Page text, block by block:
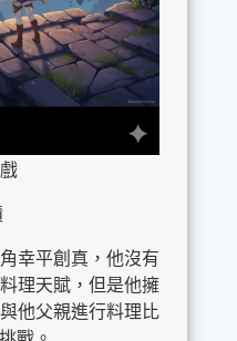
幸平創真，他沒有
理天賦，但是他擁
他父親進行料理比